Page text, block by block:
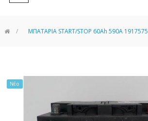
> ΜΠΑΤΑΡΙΑ START/STOP 60Ah 590A 1917575
Νέο